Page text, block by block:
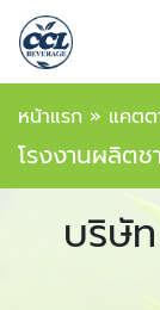
หน้าแรก » แคต
โรงงานผลิต
บริษั